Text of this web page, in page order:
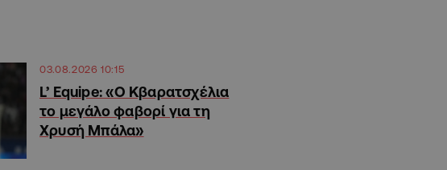
03.08.2026 10:15
L’ Equipe: «Ο Κβαρατσχέλια
το μεγάλο φαβορί για τη
Χρυσή Μπάλα»